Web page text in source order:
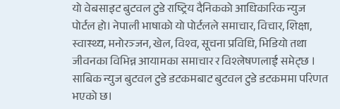
यो वेबसाइट बुटवल टुडे राष्ट्रिय दैनिकको आधिकारिक न्युज
पोर्टल हो। नेपाली भाषाको यो पोर्टलले समाचार, विचार, शिक्षा,
स्वास्थ्य, मनोरञ्जन, खेल, विश्व, सूचना प्रविधि, भिडियो तथा
जीवनका विभिन्न आयामका समाचार र विश्लेषणलाई समेट्छ ।
साबिक न्युज बुटवल टुडे डटकमबाट बुटवल टुडे डटकममा परिणत
भएको छ।